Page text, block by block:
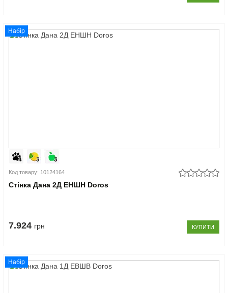
Набір
Код товару: 10124164
Стінка Дана 2Д ЕНШН Doros
7.924 грн КУПИТИ
Набір